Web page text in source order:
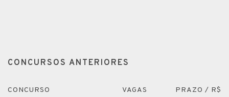
CONCURSOS ANTERIORES
CONCURSO VAGAS PRAZO / R$